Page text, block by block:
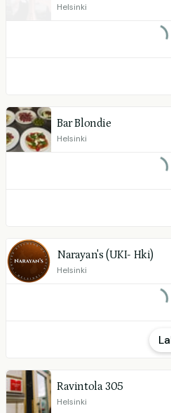
Helsinki
Bar Blondie
Helsinki
Narayan's (UKI- Hki)
Helsinki
Ravintola 305
Helsinki